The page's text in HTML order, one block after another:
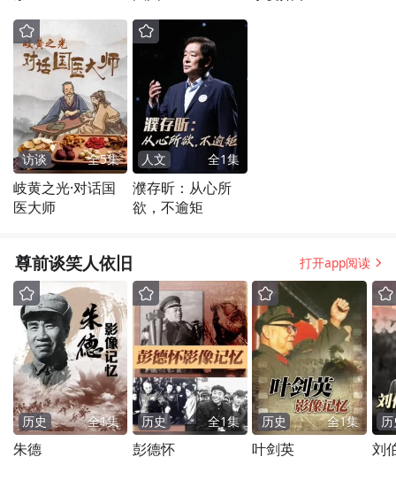
访谈 全5集
岐黄之光·对话国
医大师
人文 全1集
濮存昕：从心所
欲，不逾矩
尊前谈笑人依旧 打开app阅读
历史 全1集
朱德
历史 全1集
彭德怀
历史 全1集
叶剑英 刘